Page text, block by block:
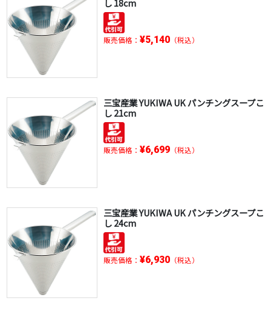
し 18cm
販売価格： ¥5,140（税込）
三宝産業 YUKIWA UK パンチングスープこ
し 21cm
販売価格： ¥6,699（税込）
三宝産業 YUKIWA UK パンチングスープこ
し 24cm
販売価格： ¥6,930（税込）